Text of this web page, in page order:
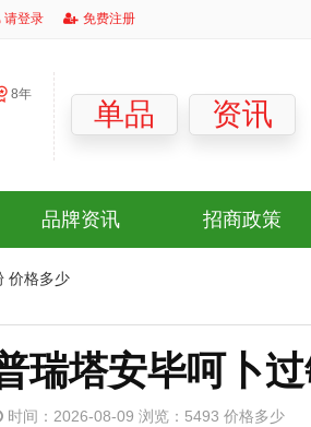
请登录 免费注册
8年
单品 资讯
品牌资讯 招商政策
价格多少
瑞塔安毕呵卜
时间：2026-08-09 浏览：5493 价格多少